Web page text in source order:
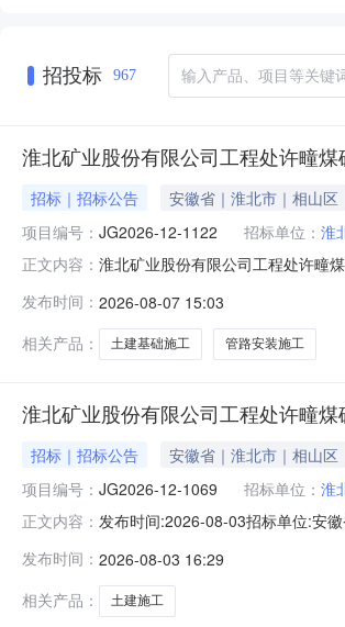
招投标 967
淮北矿业股份有限公司工程处许疃
招标｜招标公告 安徽省｜淮北市｜相山区
项目编号： JG2026-12-1122 招标单位： 淮
正文内容： 淮北矿业股份有限公司工程处许疃
目名称：许疃煤矿72212工作面地
煤矿
发布时间： 2026-08-07 15:03
相关产品：
土建基础施工 管路安装施工
淮北矿业股份有限公司工程处许疃
招标｜招标公告 安徽省｜淮北市｜相山区
项目编号： JG2026-12-1069 招标单位： 淮
正文内容： 发布时间:2026-08-03招标单位:安
目，招标人为淮北矿业股份有限公
发布时间： 2026-08-03 16:29
相关产品：
土建施工